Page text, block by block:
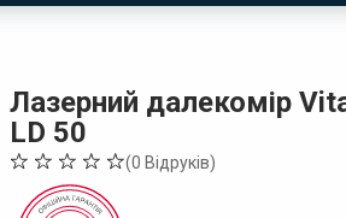
Лазерний далекомір
LD 50
(0 Відруків)